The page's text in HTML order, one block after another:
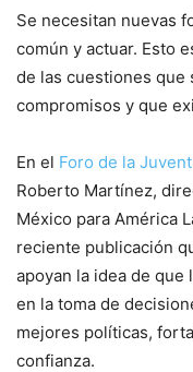
Se necesitan nuevas
común y actuar. Esto
de las cuestiones que
compromisos y que
En el Foro de la
Roberto Martínez,
México para América
reciente publicación
apoyan la idea de
en la toma de
mejores políticas,
confianza.